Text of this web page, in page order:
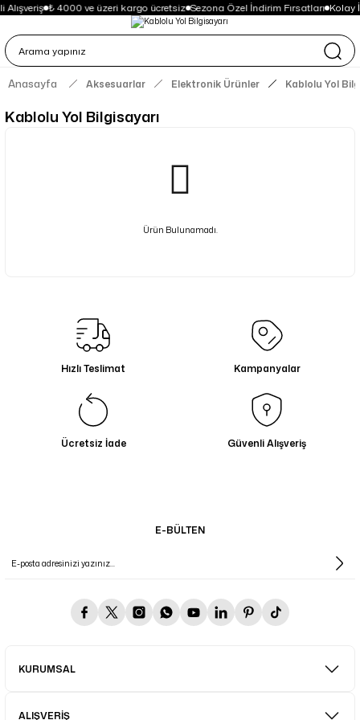
Alışveriş ₺ 4000 ve üzeri kargo ücretsiz Sezona Özel İndirim Fırsatları Kolay
Anasayfa Aksesuarlar Elektronik Ürünler Kablolu Yol
Kablolu Yol Bilgisayarı
Ürün Bulunamadı.
Hızlı Teslimat Kampanyalar
Ücretsiz İade Güvenli Alışveriş
E-BÜLTEN
KURUMSAL
ALIŞVERİŞ